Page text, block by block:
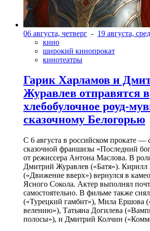
06 августа, четверг - 19 августа,
кино
широкий кинопрокат
кинотеатры
Гарик Харламов и
Журавлев отправятся в
хлебобулочное роуд-
сказочному Белогорью
С 6 августа в российском прокате
сказочной франшизы «Последний
от режиссера Антона Маслова. В
Дмитрий Журавлев («Батя»). Кирилл
(«Движение вверх») вернулся в
Ясного Сокола. Актер выполнял
самостоятельно. В фильме также
(«Турецкий гамбит»), Мила Ершова
велению»), Татьяна Догилева
полосы»), и Дмитрий Колчин